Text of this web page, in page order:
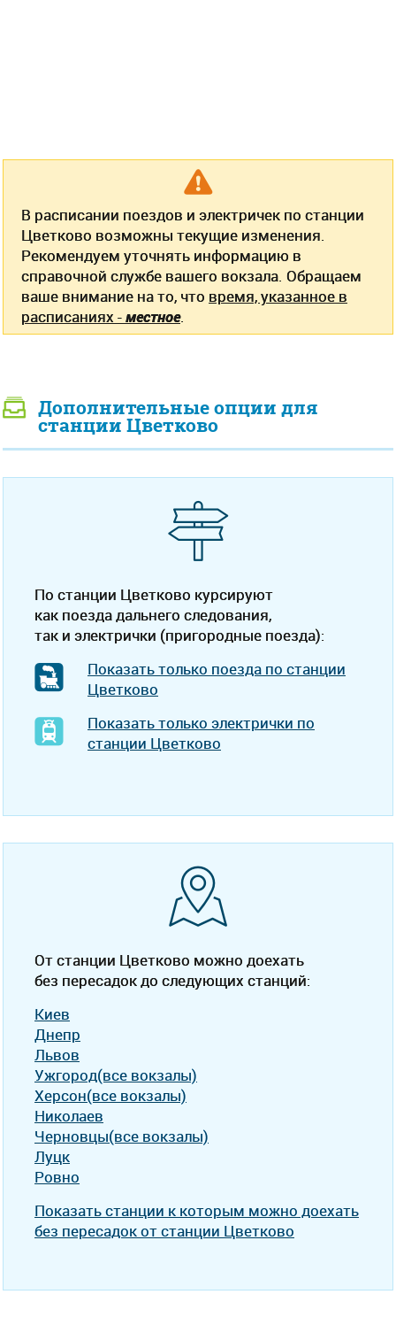
В расписании поездов и электричек по станции
Цветково возможны текущие изменения.
Рекомендуем уточнять информацию в
справочной службе вашего вокзала. Обращаем
ваше внимание на то, что время, указанное в
расписаниях -местное.
Дополнительные опции для
станции Цветково
По станции Цветково курсируют
как поезда дальнего следования,
так и электрички (пригородные поезда):
Показать только поезда по станции
Цветково
Показать только электрички по
станции Цветково
От станции Цветково можно доехать
без пересадок до следующих станций:
Киев
Днепр
Львов
Ужгород(все вокзалы)
Херсон(все вокзалы)
Николаев
Черновцы(все вокзалы)
Луцк
Ровно
Показать станции к которым можно доехать
без пересадок от станции Цветково